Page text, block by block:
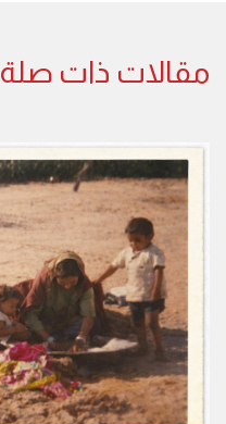
مقالات ذات صلة